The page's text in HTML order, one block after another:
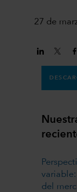
27 de
del